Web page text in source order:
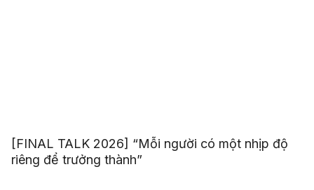
[FINAL TALK 2026] “Mỗi người có một nhịp độ
riêng để trưởng thành”